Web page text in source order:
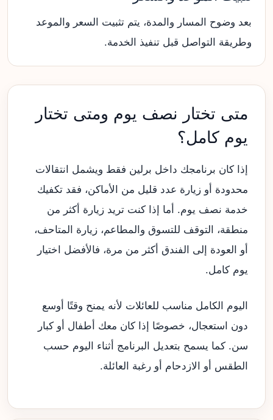
بعد وضوح المسار والمدة، يتم تثبيت السعر والموعد
وطريقة التواصل قبل تنفيذ الخدمة.
متى تختار نصف يوم ومتى تختار
يوم كامل؟
إذا كان برنامجك داخل برلين فقط ويشمل انتقالات
محدودة أو زيارة عدد قليل من الأماكن، فقد تكفيك
خدمة نصف يوم. أما إذا كنت تريد زيارة أكثر من
منطقة، التوقف للتسوق والمطاعم، زيارة المتاحف،
أو العودة إلى الفندق أكثر من مرة، فالأفضل اختيار
يوم كامل.
اليوم الكامل مناسب للعائلات لأنه يمنح وقتًا أوسع
دون استعجال، خصوصًا إذا كان معك أطفال أو كبار
سن. كما يسمح بتعديل البرنامج أثناء اليوم حسب
الطقس أو الازدحام أو رغبة العائلة.